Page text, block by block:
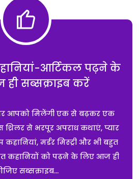
आर्टिकल पढ़ने के
सब्सक्राइब करें
आपको मिलेंगी एक से बढ़कर एक
थ्रिलर से भरपूर अपराध कथाएं, प्यार
मर्डर मिस्ट्री और भी बहुत
कहानियों को पढ़ने के लिए आज ही
सब्सक्राइब...